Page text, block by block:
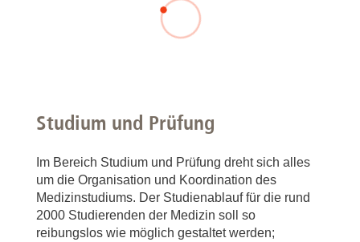
Studium und Prüfung
Im Bereich Studium und Prüfung dreht sich alles
um die Organisation und Koordination des
Medizinstudiums. Der Studienablauf für die rund
2000 Studierenden der Medizin soll so
reibungslos wie möglich gestaltet werden;